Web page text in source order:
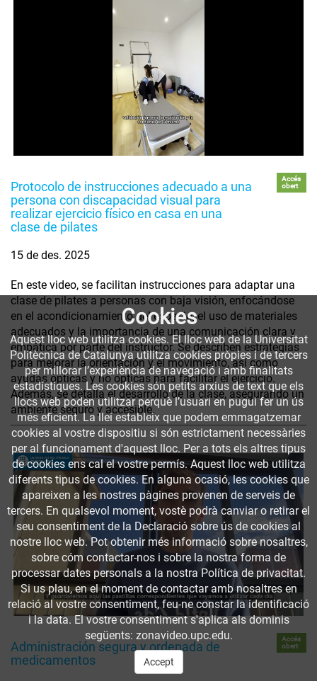
Protocolo de instrucciones adecuado a una
persona con discapacidad visual para
realizar ejercicio físico en casa en una
clase de pilates
Accés
obert
15 de des. 2025
En este video, se facilitan instrucciones para adaptar una
clase de pilates a personas con baja visión, enfocándose
en el acondicionamiento del espacio, el uso de materiales
adecuados y la importancia de una comunicación clara y
empática por parte del instructor. Se describen estrategias
para mejorar la orientación y el movimiento, así como
ayudas ópticas y no ópticas para facilitar el ejercicio.
Además, se detalla el desarrollo de la clase, asegurando un
ambiente seguro y accesible.
Administración segura y ordenada de
medicamentos
Accés
obert
Cookies
Aquest lloc web utilitza cookies. El lloc web de la Universitat
Politècnica de Catalunya utilitza cookies pròpies i de tercers
per millorar l’experiència de navegació i amb finalitats
estadístiques. Les cookies són petits arxius de text que els
llocs web poden utilitzar perquè l’usuari en pugui fer un ús
més eficient. La llei estableix que podem emmagatzemar
cookies al vostre dispositiu si són estrictament necessàries
per al funcionament d'aquest lloc. Per a tots els altres tipus
de cookies ens cal el vostre permís. Aquest lloc web utilitza
diferents tipus de cookies. En alguna ocasió, les cookies que
apareixen a les nostres pàgines provenen de serveis de
tercers. En qualsevol moment, vostè podrà canviar o retirar el
seu consentiment de la Declaració sobre ús de cookies al
nostre lloc web. Pot obtenir més informació sobre nosaltres,
sobre cóm contactar-nos i sobre la nostra forma de
processar dates personals a la nostra Política de privacitat.
Si us plau, en el moment de contactar amb nosaltres en
relació al vostre consentiment, feu-ne constar la identificació
i la data. El vostre consentiment s'aplica als dominis
següents: zonavideo.upc.edu.
Accept